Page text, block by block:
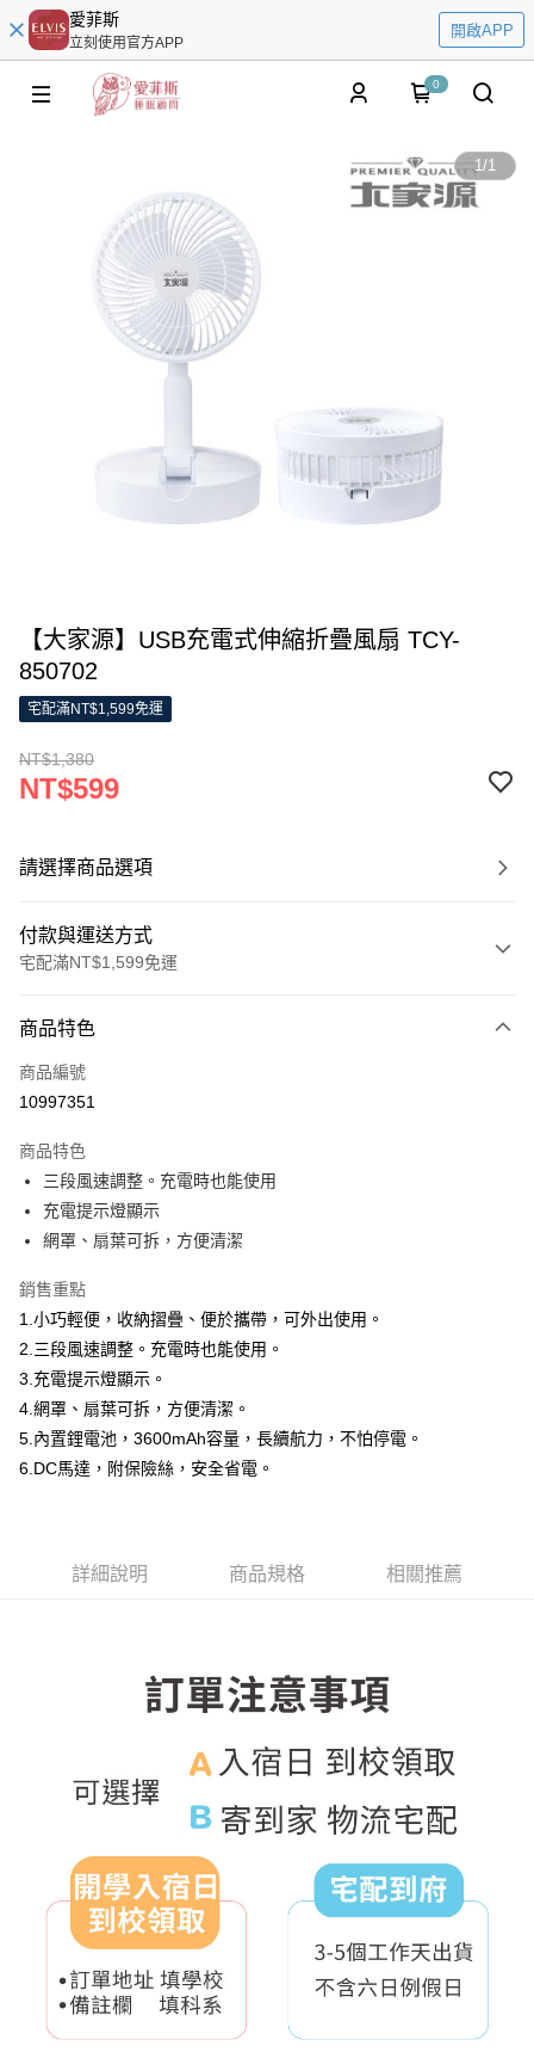
愛菲斯
立刻使用官方APP
開啟APP
0
1/1
【大家源】USB充電式伸縮折疊風扇 TCY-
850702
宅配滿NT$1,599免運
NT$1,380
NT$599
請選擇商品選項
付款與運送方式
宅配滿NT$1,599免運
信用卡一次付款
LINE Pay
街口支付
悠遊付
運送方式
物流宅配
每筆NT$150，滿NT$1,599(含以上)免運費
商品特色
商品編號
10997351
商品特色
三段風速調整。充電時也能使用
充電提示燈顯示
網罩、扇葉可拆，方便清潔
銷售重點
1.小巧輕便，收納摺疊、便於攜帶，可外出使用。
2.三段風速調整。充電時也能使用。
3.充電提示燈顯示。
4.網罩、扇葉可拆，方便清潔。
5.內置鋰電池，3600mAh容量，長續航力，不怕停電。
6.DC馬達，附保險絲，安全省電。
詳細說明 商品規格 相關推薦